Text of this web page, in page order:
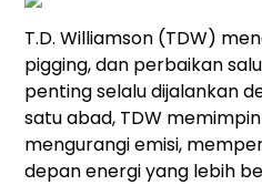
T.D. Williamson (TDW)
pigging, dan perbaikan
penting selalu dijalankan
satu abad, TDW
mengurangi emisi,
depan energi yang lebih